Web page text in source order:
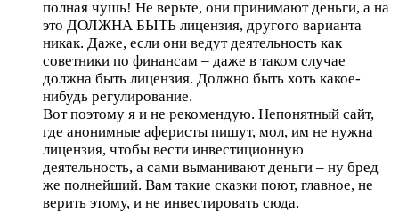
полная чушь! Не верьте, они принимают деньги, а на
это ДОЛЖНА БЫТЬ лицензия, другого варианта
никак. Даже, если они ведут деятельность как
советники по финансам – даже в таком случае
должна быть лицензия. Должно быть хоть какое-
нибудь регулирование.
Вот поэтому я и не рекомендую. Непонятный сайт,
где анонимные аферисты пишут, мол, им не нужна
лицензия, чтобы вести инвестиционную
деятельность, а сами выманивают деньги – ну бред
же полнейший. Вам такие сказки поют, главное, не
верить этому, и не инвестировать сюда.